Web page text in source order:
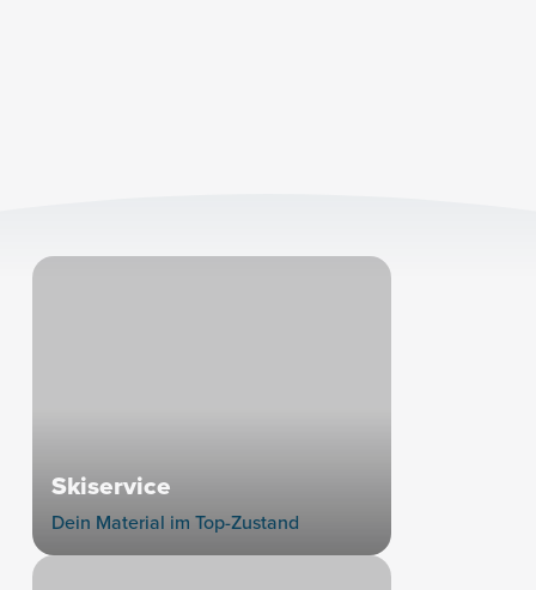
Skiservice
Dein Material im Top-Zustand